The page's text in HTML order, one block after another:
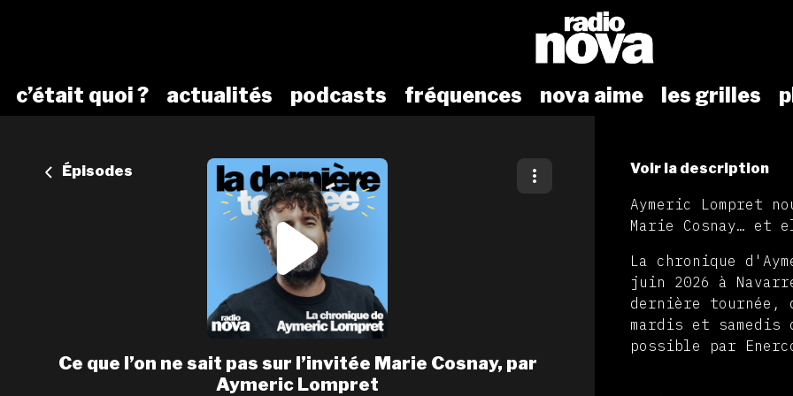
c’était quoi ? actualités podcasts fréquences nova aime les grilles
Épisodes
Ce que l’on ne sait pas sur l’invitée Marie Cosnay, par
Aymeric Lompret
Voir la description
Aymeric Lompret
Marie Cosnay… et
La chronique
juin 2026 à
dernière
mardis et samedis
possible par